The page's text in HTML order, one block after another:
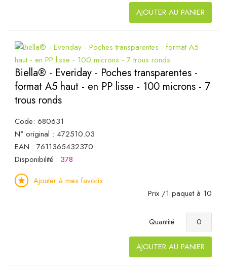
AJOUTER AU PANIER
Biella® - Everiday - Poches transparentes -
format A5 haut - en PP lisse - 100 microns - 7
trous ronds
Code: 680631
N° original : 472510.03
EAN : 7611365432370
Disponibilité : 378
Ajouter à mes favoris
Prix /1 paquet à 10
Quantité :
AJOUTER AU PANIER